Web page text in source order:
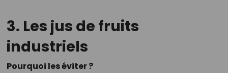
3. Les jus de fruits
industriels
Pourquoi les éviter ?